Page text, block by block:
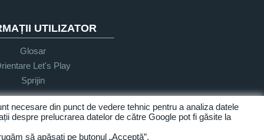
UTILIZATOR
Glosar
Let's Play
Sprijin
Accesibilitate
necesare din punct de vedere tehnic pentru a analiza datele
despre prelucrarea datelor de către Google pot fi găsite la
să apăsați pe butonul „Acceptă”.